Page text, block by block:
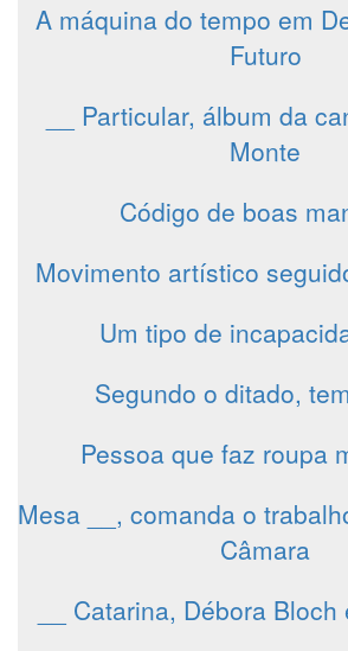
A máquina do tempo em
Futuro
__ Particular, álbum da
Monte
Código de boas
Movimento artístico
Um tipo de
Segundo o ditado,
Pessoa que faz roupa
Mesa __, comanda o
Câmara
__ Catarina, Débora